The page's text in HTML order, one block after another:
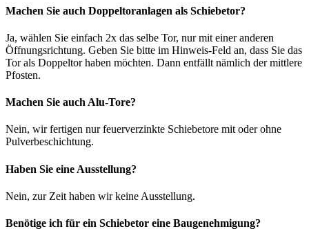
Machen Sie auch Doppeltoranlagen als Schiebetor?
Ja, wählen Sie einfach 2x das selbe Tor, nur mit einer anderen
Öffnungsrichtung. Geben Sie bitte im Hinweis-Feld an, dass Sie das
Tor als Doppeltor haben möchten. Dann entfällt nämlich der mittlere
Pfosten.
Machen Sie auch Alu-Tore?
Nein, wir fertigen nur feuerverzinkte Schiebetore mit oder ohne
Pulverbeschichtung.
Haben Sie eine Ausstellung?
Nein, zur Zeit haben wir keine Ausstellung.
Benötige ich für ein Schiebetor eine Baugenehmigung?